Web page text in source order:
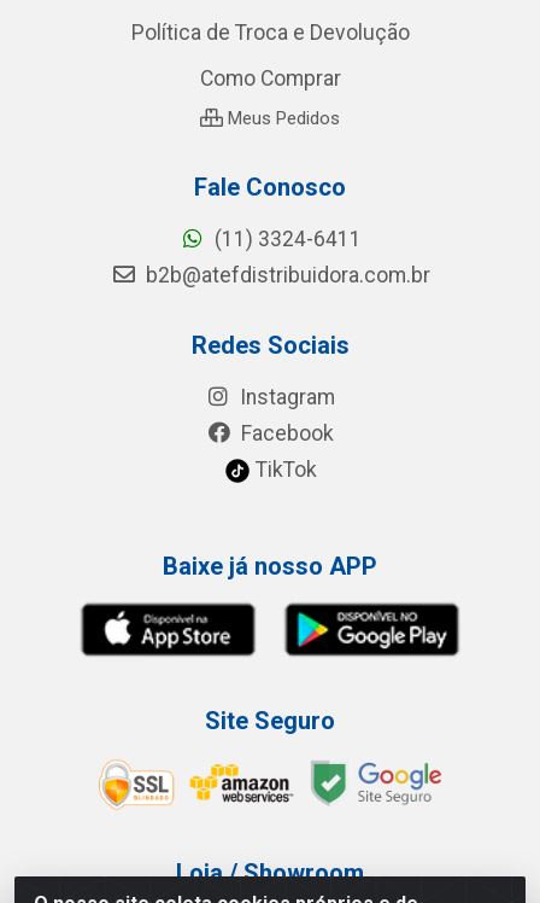
Política de Troca e Devolução
Como Comprar
Meus Pedidos
Fale Conosco
(11) 3324-6411
b2b@atefdistribuidora.com.br
Redes Sociais
Instagram
Facebook
TikTok
Baixe já nosso APP
Site Seguro
Loja / Showroom